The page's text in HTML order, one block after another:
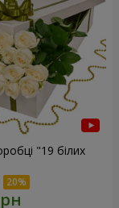
"19 білих